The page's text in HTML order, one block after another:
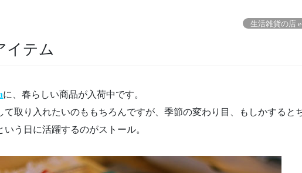
生活雑貨の店
イテム
に、春らしい商品が入荷中です。
て取り入れたいのももちろんですが、季節の変わり目、もしかすると
いう日に活躍するのがストール。